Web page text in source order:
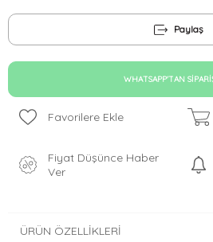
Paylaş
WHATSAPP'TAN
Favorilere Ekle
Fiyat Düşünce Haber
Ver
ÜRÜN ÖZELLIKLERI